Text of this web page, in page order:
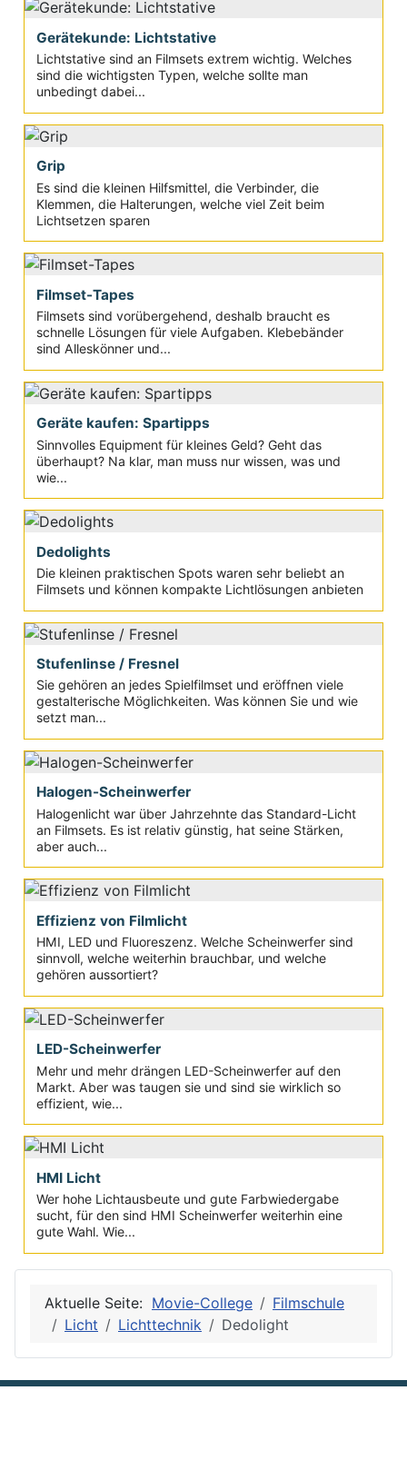
Gerätekunde: Lichtstative
Lichtstative sind an Filmsets extrem wichtig. Welches
sind die wichtigsten Typen, welche sollte man
unbedingt dabei...
Grip
Es sind die kleinen Hilfsmittel, die Verbinder, die
Klemmen, die Halterungen, welche viel Zeit beim
Lichtsetzen sparen
Filmset-Tapes
Filmsets sind vorübergehend, deshalb braucht es
schnelle Lösungen für viele Aufgaben. Klebebänder
sind Alleskönner und...
Geräte kaufen: Spartipps
Sinnvolles Equipment für kleines Geld? Geht das
überhaupt? Na klar, man muss nur wissen, was und
wie...
Dedolights
Die kleinen praktischen Spots waren sehr beliebt an
Filmsets und können kompakte Lichtlösungen anbieten
Stufenlinse / Fresnel
Sie gehören an jedes Spielfilmset und eröffnen viele
gestalterische Möglichkeiten. Was können Sie und wie
setzt man...
Halogen-Scheinwerfer
Halogenlicht war über Jahrzehnte das Standard-Licht
an Filmsets. Es ist relativ günstig, hat seine Stärken,
aber auch...
Effizienz von Filmlicht
HMI, LED und Fluoreszenz. Welche Scheinwerfer sind
sinnvoll, welche weiterhin brauchbar, und welche
gehören aussortiert?
LED-Scheinwerfer
Mehr und mehr drängen LED-Scheinwerfer auf den
Markt. Aber was taugen sie und sind sie wirklich so
effizient, wie...
HMI Licht
Wer hohe Lichtausbeute und gute Farbwiedergabe
sucht, für den sind HMI Scheinwerfer weiterhin eine
gute Wahl. Wie...
Aktuelle Seite: Movie-College
Filmschule
Licht
Lichttechnik Dedolight